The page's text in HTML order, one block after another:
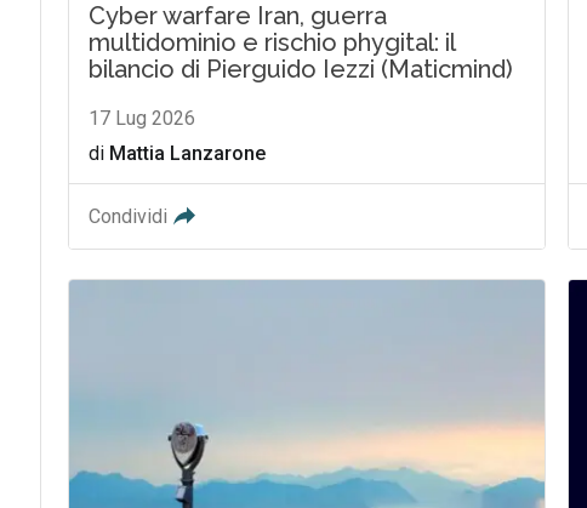
Cyber warfare Iran, guerra
multidominio e rischio phygital: il
bilancio di Pierguido Iezzi (Maticmind)
17 Lug 2026
di Mattia Lanzarone
Condividi